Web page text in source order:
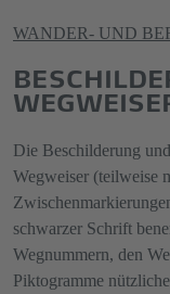
WANDER- UND
Die Beschilderung
Wegweiser (teilweise
schwarzer Schrift
Wegnummern, den
Piktogramme